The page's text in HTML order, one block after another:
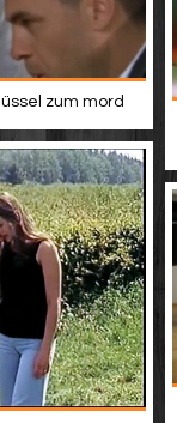
zum mord